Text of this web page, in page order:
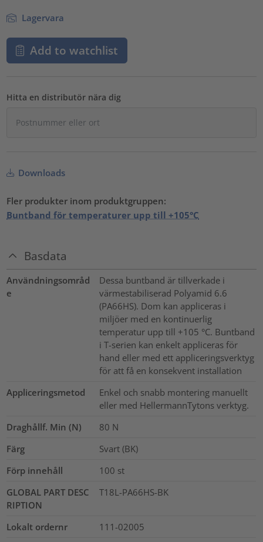
Lagervara
Add to watchlist
Hitta en distributör nära dig
Downloads
Fler produkter inom produktgruppen:
Buntband för temperaturer upp till +105°C
Basdata
Användningsområd
e
Dessa buntband är tillverkade i
värmestabiliserad Polyamid 6.6
(PA66HS). Dom kan appliceras i
miljöer med en kontinuerlig
temperatur upp till +105 °C. Buntband
i T-serien kan enkelt appliceras för
hand eller med ett appliceringsverktyg
för att få en konsekvent installation
Appliceringsmetod
Enkel och snabb montering manuellt
eller med HellermannTytons verktyg.
Draghållf. Min (N)
80 N
Färg
Svart (BK)
Förp innehåll
100 st
GLOBAL PART DESC
RIPTION
T18L-PA66HS-BK
Lokalt ordernr
111-02005